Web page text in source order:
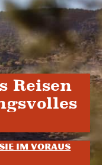
Reisen
im Voraus